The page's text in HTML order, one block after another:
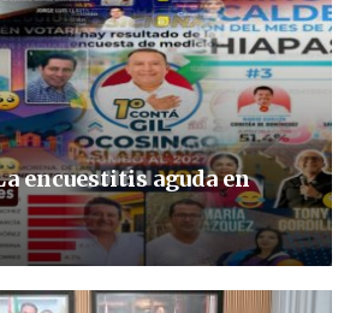
encuestitis aguda en